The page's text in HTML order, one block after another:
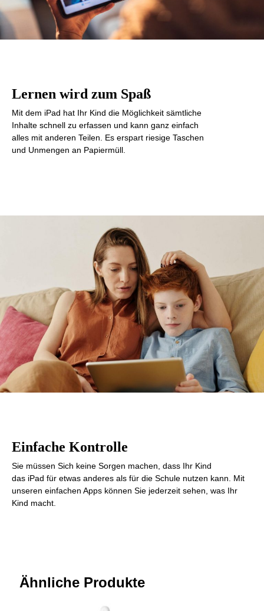
Lernen wird zum Spaß
Mit dem iPad hat Ihr Kind die Möglichkeit sämtliche
Inhalte schnell zu erfassen und kann ganz einfach
alles mit anderen Teilen. Es erspart riesige Taschen
und Unmengen an Papiermüll.
Einfache Kontrolle
Sie müssen Sich keine Sorgen machen, dass Ihr Kind
das iPad für etwas anderes als für die Schule nutzen kann. Mit
unseren einfachen Apps können Sie jederzeit sehen, was Ihr
Kind macht.
Ähnliche Produkte